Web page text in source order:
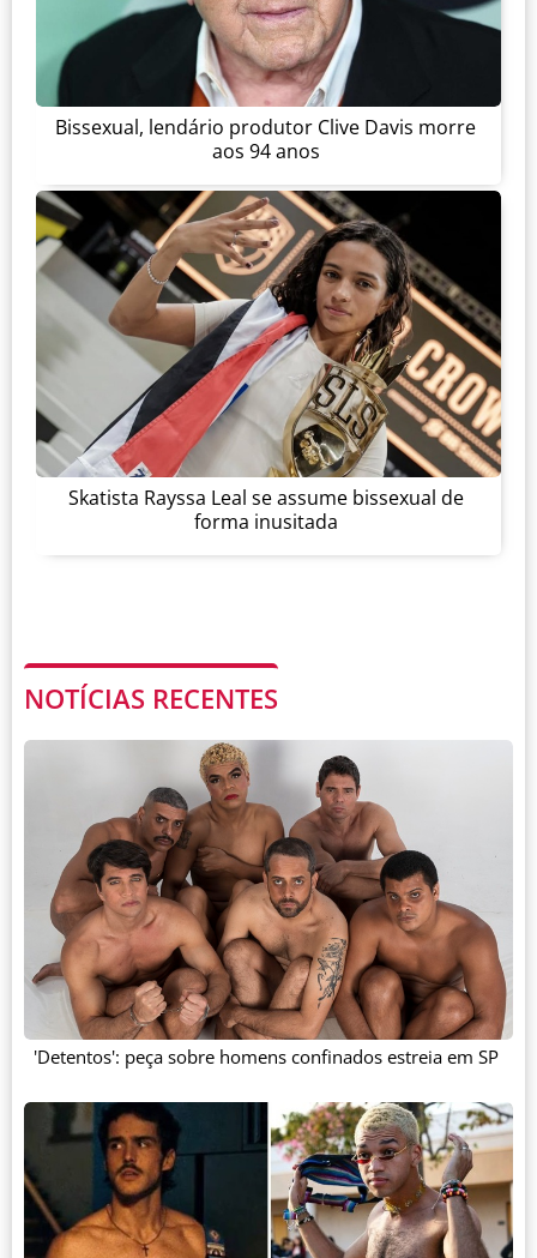
Bissexual, lendário produtor Clive Davis morre
aos 94 anos
Skatista Rayssa Leal se assume bissexual de
forma inusitada
NOTÍCIAS RECENTES
'Detentos': peça sobre homens confinados estreia em SP